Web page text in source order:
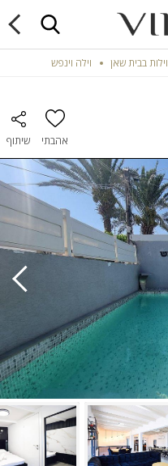
וילות בבית שאן וילה וינפש
אהבתי שיתוף